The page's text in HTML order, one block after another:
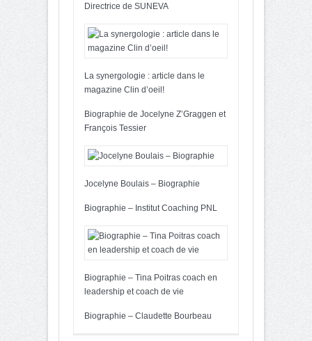
Directrice de SUNEVA
La synergologie : article dans le
magazine Clin d’oeil!
Biographie de Jocelyne Z’Graggen et
François Tessier
Jocelyne Boulais – Biographie
Biographie – Institut Coaching PNL
Biographie – Tina Poitras coach en
leadership et coach de vie
Biographie – Claudette Bourbeau